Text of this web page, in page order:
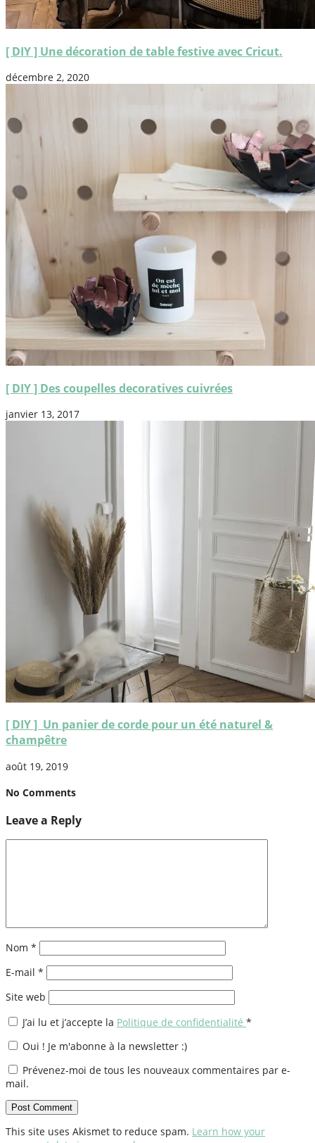
[ DIY ] Une décoration de table festive avec Cricut.
décembre 2, 2020
[ DIY ] Des coupelles decoratives cuivrées
janvier 13, 2017
[ DIY ] Un panier de corde pour un été naturel &
champêtre
août 19, 2019
No Comments
Leave a Reply
Nom *
E-mail *
Site web
J’ai lu et j’accepte la Politique de confidentialité *
Oui ! Je m'abonne à la newsletter :)
Prévenez-moi de tous les nouveaux commentaires par e-
mail.
This site uses Akismet to reduce spam. Learn how your